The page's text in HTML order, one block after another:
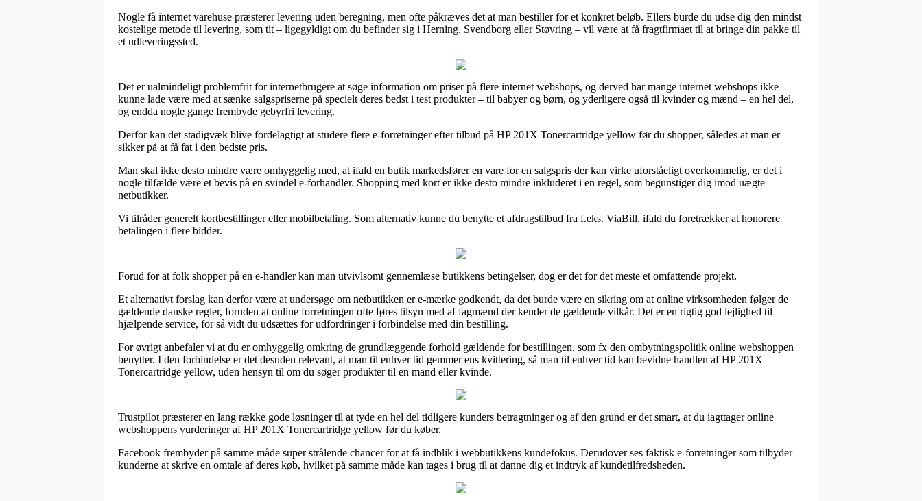
Nogle få internet varehuse præsterer levering uden beregning, men ofte påkræves det at man bestiller for et konkret beløb. Ellers burde du udse dig den mindst
kostelige metode til levering, som tit – ligegyldigt om du befinder sig i Herning, Svendborg eller Støvring – vil være at få fragtfirmaet til at bringe din pakke til
et udleveringssted.
Det er ualmindeligt problemfrit for internetbrugere at søge information om priser på flere internet webshops, og derved har mange internet webshops ikke
kunne lade være med at sænke salgspriserne på specielt deres bedst i test produkter – til babyer og børn, og yderligere også til kvinder og mænd – en hel del,
og endda nogle gange frembyde gebyrfri levering.
Derfor kan det stadigvæk blive fordelagtigt at studere flere e-forretninger efter tilbud på HP 201X Tonercartridge yellow før du shopper, således at man er
sikker på at få fat i den bedste pris.
Man skal ikke desto mindre være omhyggelig med, at ifald en butik markedsfører en vare for en salgspris der kan virke uforståeligt overkommelig, er det i
nogle tilfælde være et bevis på en svindel e-forhandler. Shopping med kort er ikke desto mindre inkluderet i en regel, som begunstiger dig imod uægte
netbutikker.
Vi tilråder generelt kortbestillinger eller mobilbetaling. Som alternativ kunne du benytte et afdragstilbud fra f.eks. ViaBill, ifald du foretrækker at honorere
betalingen i flere bidder.
Forud for at folk shopper på en e-handler kan man utvivlsomt gennemlæse butikkens betingelser, dog er det for det meste et omfattende projekt.
Et alternativt forslag kan derfor være at undersøge om netbutikken er e-mærke godkendt, da det burde være en sikring om at online virksomheden følger de
gældende danske regler, foruden at online forretningen ofte føres tilsyn med af fagmænd der kender de gældende vilkår. Det er en rigtig god lejlighed til
hjælpende service, for så vidt du udsættes for udfordringer i forbindelse med din bestilling.
For øvrigt anbefaler vi at du er omhyggelig omkring de grundlæggende forhold gældende for bestillingen, som fx den ombytningspolitik online webshoppen
benytter. I den forbindelse er det desuden relevant, at man til enhver tid gemmer ens kvittering, så man til enhver tid kan bevidne handlen af HP 201X
Tonercartridge yellow, uden hensyn til om du søger produkter til en mand eller kvinde.
Trustpilot præsterer en lang række gode løsninger til at tyde en hel del tidligere kunders betragtninger og af den grund er det smart, at du iagttager online
webshoppens vurderinger af HP 201X Tonercartridge yellow før du køber.
Facebook frembyder på samme måde super strålende chancer for at få indblik i webbutikkens kundefokus. Derudover ses faktisk e-forretninger som tilbyder
kunderne at skrive en omtale af deres køb, hvilket på samme måde kan tages i brug til at danne dig et indtryk af kundetilfredsheden.